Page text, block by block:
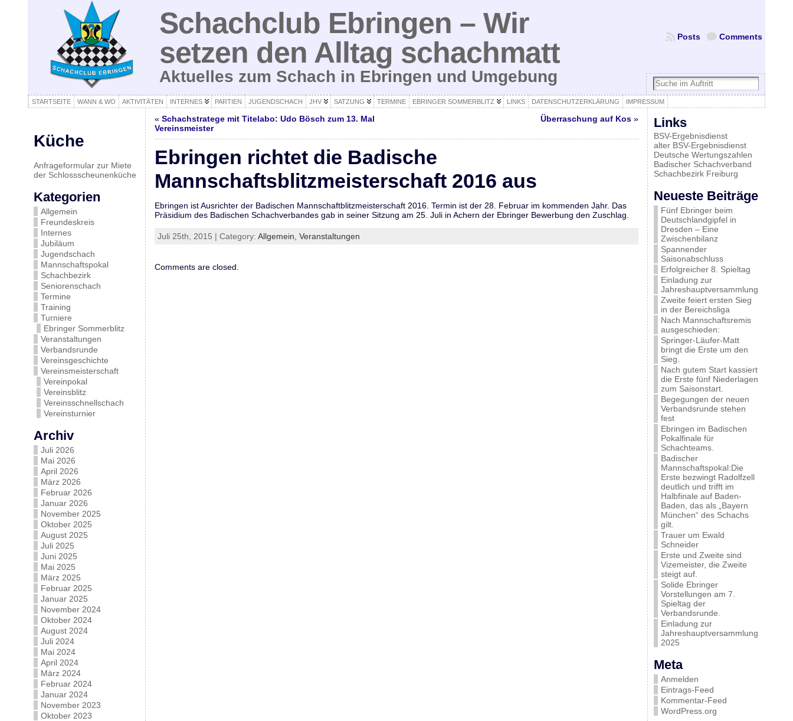
Schachclub Ebringen – Wir
setzen den Alltag schachmatt
Aktuelles zum Schach in Ebringen und Umgebung
Comments
Posts
STARTSEITE WANN & WO AKTIVITÄTEN INTERNES PARTIEN JUGENDSCHACH JHV SATZUNG TERMINE EBRINGER SOMMERBLITZ LINKS DATENSCHUTZERKLÄRUNG IMPRESSUM
Küche
Anfrageformular zur Miete
der Schlossscheunenküche
Kategorien
Allgemein
Freundeskreis
Internes
Jubiläum
Jugendschach
Mannschaftspokal
Schachbezirk
Seniorenschach
Termine
Training
Turniere
Ebringer Sommerblitz
Veranstaltungen
Verbandsrunde
Vereinsgeschichte
Vereinsmeisterschaft
Vereinpokal
Vereinsblitz
Vereinsschnellschach
Vereinsturnier
Archiv
Juli 2026
Mai 2026
April 2026
März 2026
Februar 2026
Januar 2026
November 2025
Oktober 2025
August 2025
Juli 2025
Juni 2025
Mai 2025
März 2025
Februar 2025
Januar 2025
November 2024
Oktober 2024
August 2024
Juli 2024
Mai 2024
April 2024
März 2024
Februar 2024
Januar 2024
November 2023
Oktober 2023
« Schachstratege mit Titelabo: Udo Bösch zum 13. Mal
Vereinsmeister
Überraschung auf Kos »
Ebringen richtet die Badische
Mannschaftsblitzmeisterschaft 2016 aus
Ebringen ist Ausrichter der Badischen Mannschaftblitzmeisterschaft 2016. Termin ist der 28. Februar im kommenden Jahr. Das
Präsidium des Badischen Schachverbandes gab in seiner Sitzung am 25. Juli in Achern der Ebringer Bewerbung den Zuschlag.
Juli 25th, 2015 | Category: Allgemein, Veranstaltungen
Comments are closed.
Links
BSV-Ergebnisdienst
alter BSV-Ergebnisdienst
Deutsche Wertungszahlen
Badischer Schachverband
Schachbezirk Freiburg
Neueste Beiträge
Fünf Ebringer beim
Deutschlandgipfel in
Dresden – Eine
Zwischenbilanz
Spannender
Saisonabschluss
Erfolgreicher 8. Spieltag
Einladung zur
Jahreshauptversammlung
Zweite feiert ersten Sieg
in der Bereichsliga
Nach Mannschaftsremis
ausgeschieden:
Springer-Läufer-Matt
bringt die Erste um den
Sieg.
Nach gutem Start kassiert
die Erste fünf Niederlagen
zum Saisonstart.
Begegungen der neuen
Verbandsrunde stehen
fest
Ebringen im Badischen
Pokalfinale für
Schachteams.
Badischer
Mannschaftspokal:Die
Erste bezwingt Radolfzell
deutlich und trifft im
Halbfinale auf Baden-
Baden, das als „Bayern
München“ des Schachs
gilt.
Trauer um Ewald
Schneider
Erste und Zweite sind
Vizemeister, die Zweite
steigt auf.
Solide Ebringer
Vorstellungen am 7.
Spieltag der
Verbandsrunde.
Einladung zur
Jahreshauptversammlung
2025
Meta
Anmelden
Eintrags-Feed
Kommentar-Feed
WordPress.org